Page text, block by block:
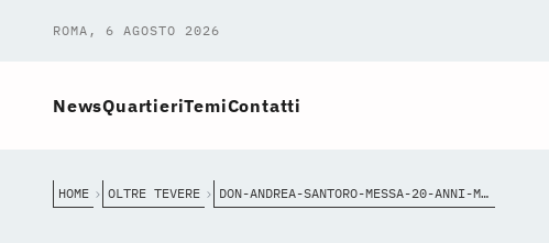
ROMA, 6 AGOSTO 2026
NewsQuartieriTemiContatti
HOME OLTRE TEVERE DON-ANDREA-SANTORO-MESSA-20-ANNI-MARTIRIO